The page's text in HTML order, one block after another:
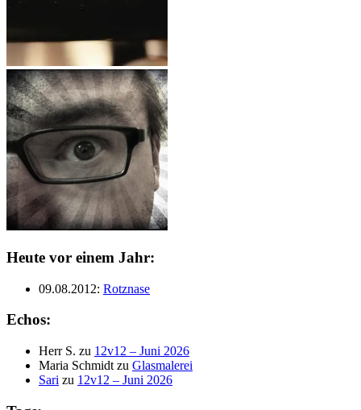
Heute vor einem Jahr:
09.08.2012: Rotznase
Echos:
Herr S. zu 12v12 – Juni 2026
Maria Schmidt zu Glasmalerei
Sari zu 12v12 – Juni 2026